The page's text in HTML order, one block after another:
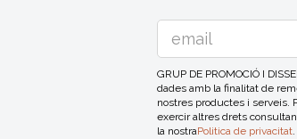
GRUP DE PROMOCIÓ I
dades amb la finalitat de
nostres productes i serveis.
exercir altres drets
la nostraPolitica de privacitat.